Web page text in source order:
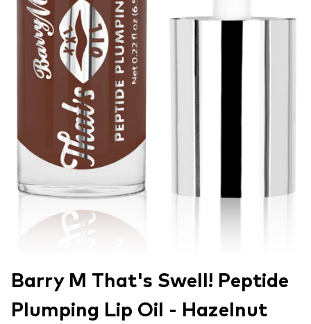
Barry M That's Swell! Peptide
Plumping Lip Oil - Hazelnut